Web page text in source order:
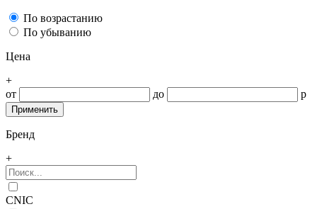
По возрастанию
По убыванию
Цена
+
от
до р
Бренд
+
CNIC